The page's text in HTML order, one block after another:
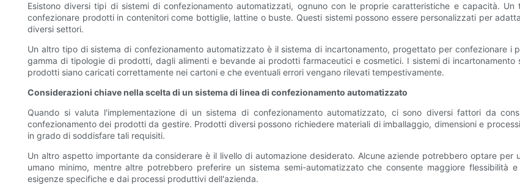
Esistono diversi tipi di sistemi di confezionamento automatizzati, ognuno con le proprie caratteristiche e capacità.
confezionare prodotti in contenitori come bottiglie, lattine o buste. Questi sistemi possono essere personalizzati per
diversi settori.
Un altro tipo di sistema di confezionamento automatizzato è il sistema di incartonamento, progettato per confezionare i
gamma di tipologie di prodotti, dagli alimenti e bevande ai prodotti farmaceutici e cosmetici. I sistemi di
prodotti siano caricati correttamente nei cartoni e che eventuali errori vengano rilevati tempestivamente.
Considerazioni chiave nella scelta di un sistema di linea di confezionamento automatizzato
Quando si valuta l'implementazione di un sistema di confezionamento automatizzato, ci sono diversi fattori da
confezionamento dei prodotti da gestire. Prodotti diversi possono richiedere materiali di imballaggio, dimensioni e
in grado di soddisfare tali requisiti.
Un altro aspetto importante da considerare è il livello di automazione desiderato. Alcune aziende potrebbero optare
umano minimo, mentre altre potrebbero preferire un sistema semi-automatizzato che consente maggiore flessibilità
esigenze specifiche e dai processi produttivi dell'azienda.